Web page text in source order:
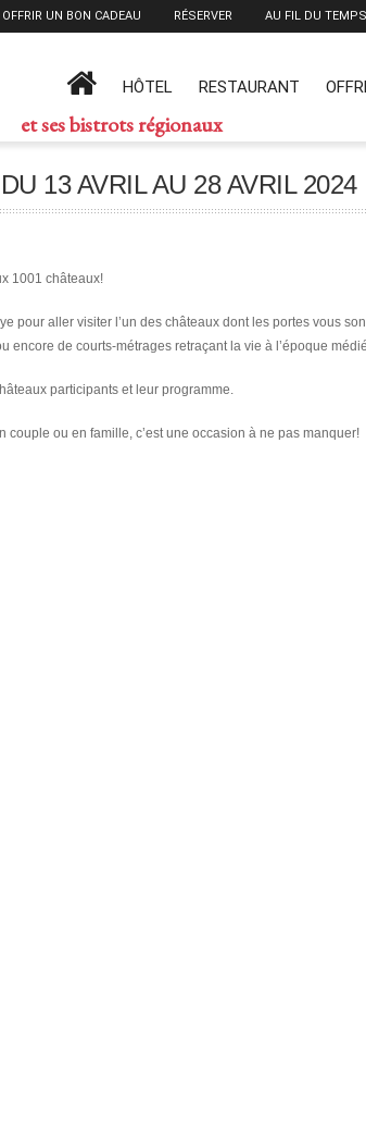
OFFRIR UN BON CADEAU RÉSERVER AU FIL DU TEMPS
et ses bistrots régionaux
HÔTEL RESTAURANT
13 AVRIL AU 28 AVRIL 2024
1001 châteaux!
pour aller visiter l’un des châteaux dont les portes vous
encore de courts-métrages retraçant la vie à l’époque
participants et leur programme.
ou en famille, c’est une occasion à ne pas manquer!